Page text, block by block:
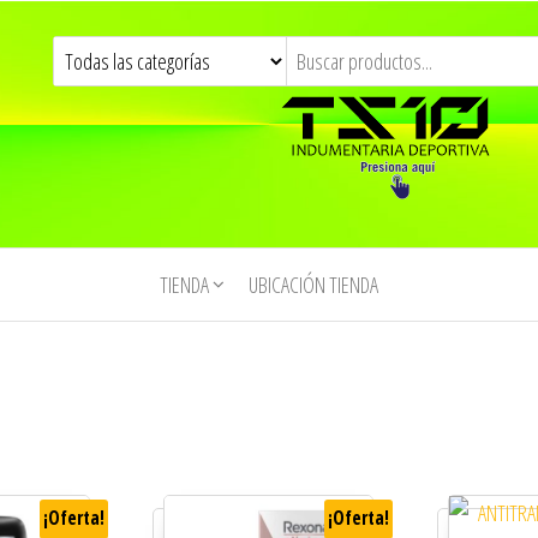
TIENDA UBICACIÓN TIENDA
¡Oferta! ¡Oferta!